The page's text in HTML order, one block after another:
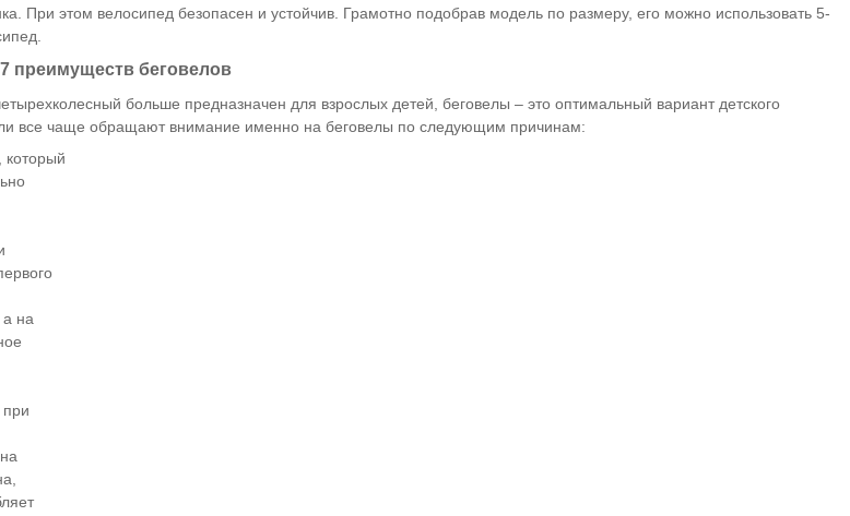
При этом велосипед безопасен и устойчив. Грамотно подобрав модель по размеру, его можно использовать 5-
7 преимуществ беговелов
больше предназначен для взрослых детей, беговелы – это оптимальный вариант детского
все чаще обращают внимание именно на беговелы по следующим причинам:
который
а на
при